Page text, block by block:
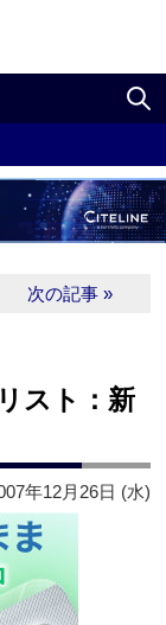
次の記事 »
スト：新
年12月26日 (水)